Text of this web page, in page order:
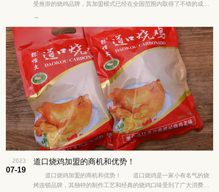
受推崇的烧鸡品牌，其加盟模式已经在全国范围内取得了不错的成
→
2023
07-19
道口烧鸡加盟的商机和优势！
道口烧鸡加盟的商机和优势！ 道口烧鸡是一家小有名气的烧
烤连锁品牌，其独特的制作工艺和经典的烧鸡口味受到了广大消费者